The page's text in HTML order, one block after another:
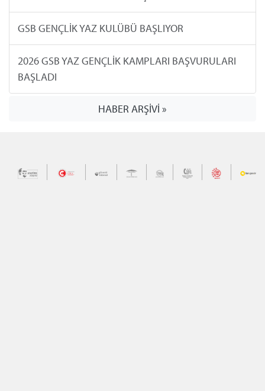
GSB GENÇLİK YAZ KULÜBÜ BAŞLIYOR
2026 GSB YAZ GENÇLİK KAMPLARI BAŞVURULARI
BAŞLADI
HABER ARŞİVİ »